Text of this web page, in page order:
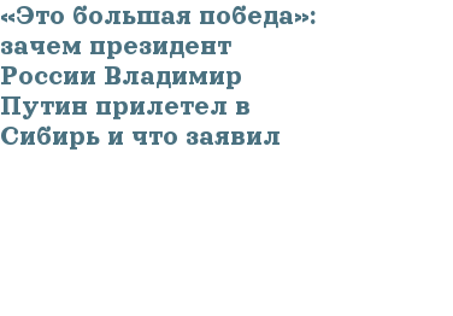
«Это большая победа»:
зачем президент
России Владимир
Путин прилетел в
Сибирь и что заявил